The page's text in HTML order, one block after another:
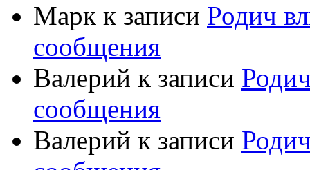
Марк к записи Родич
сообщения
Валерий к записи
сообщения
Валерий к записи